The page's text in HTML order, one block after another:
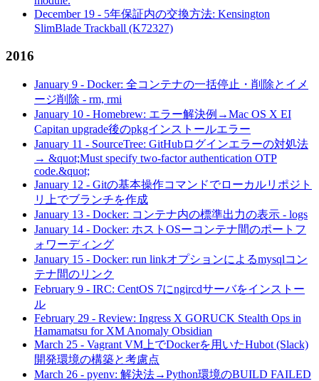
December 19 - 5年保証内の交換方法: Kensington
SlimBlade Trackball (K72327)
2016
January 9 - Docker: 全コンテナの一括停止・削除とイメ
ージ削除 - rm, rmi
January 10 - Homebrew: エラー解決例→Mac OS X EI
Capitan upgrade後のpkgインストールエラー
January 11 - SourceTree: GitHubログインエラーの対処法
→ &quot;Must specify two-factor authentication OTP
code.&quot;
January 12 - Gitの基本操作コマンドでローカルリポジト
リ上でブランチを作成
January 13 - Docker: コンテナ内の標準出力の表示 - logs
January 14 - Docker: ホストOSーコンテナ間のポートフ
ォワーディング
January 15 - Docker: run linkオプションによるmysqlコン
テナ間のリンク
February 9 - IRC: CentOS 7にngircdサーバをインストー
ル
February 29 - Review: Ingress X GORUCK Stealth Ops in
Hamamatsu for XM Anomaly Obsidian
March 25 - Vagrant VM上でDockerを用いたHubot (Slack)
開発環境の構築と考慮点
March 26 - pyenv: 解決法→Python環境のBUILD FAILED